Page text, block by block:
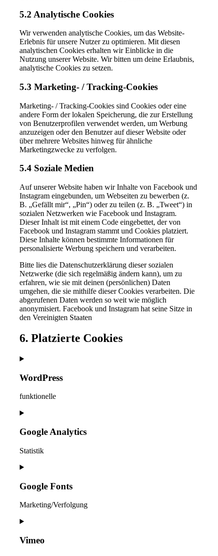
5.2 Analytische Cookies
Wir verwenden analytische Cookies, um das Website-
Erlebnis für unsere Nutzer zu optimieren. Mit diesen
analytischen Cookies erhalten wir Einblicke in die
Nutzung unserer Website. Wir bitten um deine Erlaubnis,
analytische Cookies zu setzen.
5.3 Marketing- / Tracking-Cookies
Marketing- / Tracking-Cookies sind Cookies oder eine
andere Form der lokalen Speicherung, die zur Erstellung
von Benutzerprofilen verwendet werden, um Werbung
anzuzeigen oder den Benutzer auf dieser Website oder
über mehrere Websites hinweg für ähnliche
Marketingzwecke zu verfolgen.
5.4 Soziale Medien
Auf unserer Website haben wir Inhalte von Facebook und
Instagram eingebunden, um Webseiten zu bewerben (z.
B. „Gefällt mir“, „Pin“) oder zu teilen (z. B. „Tweet“) in
sozialen Netzwerken wie Facebook und Instagram.
Dieser Inhalt ist mit einem Code eingebettet, der von
Facebook und Instagram stammt und Cookies platziert.
Diese Inhalte können bestimmte Informationen für
personalisierte Werbung speichern und verarbeiten.
Bitte lies die Datenschutzerklärung dieser sozialen
Netzwerke (die sich regelmäßig ändern kann), um zu
erfahren, wie sie mit deinen (persönlichen) Daten
umgehen, die sie mithilfe dieser Cookies verarbeiten. Die
abgerufenen Daten werden so weit wie möglich
anonymisiert. Facebook und Instagram hat seine Sitze in
den Vereinigten Staaten
6. Platzierte Cookies
WordPress
funktionelle
Consent
service
wordpress
Google Analytics
Statistik
Consent
service
google-
analytics
Google Fonts
Marketing/Verfolgung
Consent
service
Vimeo